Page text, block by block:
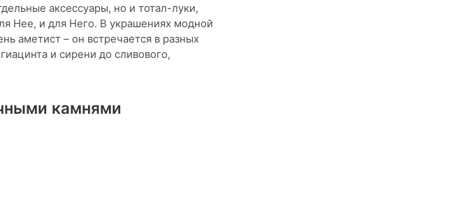
аксессуары, но и тотал-луки,
Нее, и для Него. В украшениях модной
аметист – он встречается в разных
и сирени до сливового,
камнями